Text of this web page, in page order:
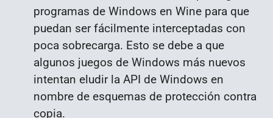
programas de Windows en Wine para que
puedan ser fácilmente interceptadas con
poca sobrecarga. Esto se debe a que
algunos juegos de Windows más nuevos
intentan eludir la API de Windows en
nombre de esquemas de protección contra
copia.